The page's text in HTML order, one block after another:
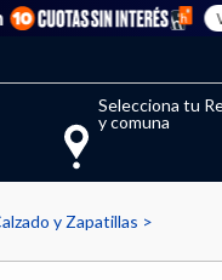
Ver
Selecciona tu
y comuna
límite de productos
y Zapatillas